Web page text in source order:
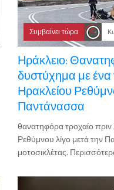
Συμβαίνει τώρα
Ηράκλειο:
δυστύχημα με ένα
Ηρακλείου
Παντάνασσα
θανατηφόρα τροχαίο πριν
Ρεθύμνου λίγο μετά την
μοτοσικλέτας.